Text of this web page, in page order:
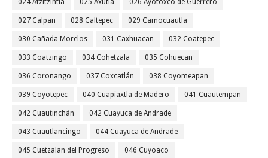
024 Atzitzintla 025 Axutla 026 Ayotoxco de Guerrero
027 Calpan 028 Caltepec 029 Camocuautla
030 Cañada Morelos 031 Caxhuacan 032 Coatepec
033 Coatzingo 034 Cohetzala 035 Cohuecan
036 Coronango 037 Coxcatlán 038 Coyomeapan
039 Coyotepec 040 Cuapiaxtla de Madero 041 Cuautempan
042 Cuautinchán 042 Cuayuca de Andrade
043 Cuautlancingo 044 Cuayuca de Andrade
045 Cuetzalan del Progreso 046 Cuyoaco